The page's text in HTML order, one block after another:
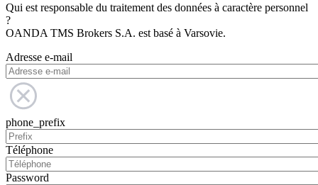
Qui est responsable du traitement des données à caractère personnel
?
OANDA TMS Brokers S.A. est basé à Varsovie.
Adresse e-mail
phone_prefix
Téléphone
Password